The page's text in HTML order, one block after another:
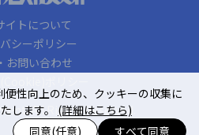
イトについて
シーポリシー
お問い合わせ
All Rights Reserved.
便性向上のため、クッキーの収集に
します。 (詳細はこちら)
同意(任意) すべて同意